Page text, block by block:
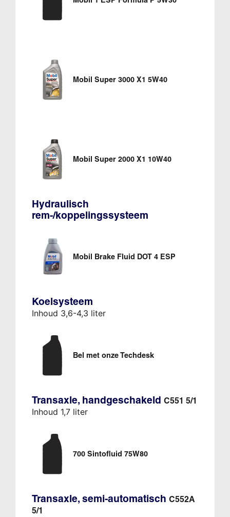
Mobil Super 3000 X1 5W40
Mobil Super 2000 X1 10W40
Hydraulisch
rem-/koppelingssysteem
Mobil Brake Fluid DOT 4 ESP
Koelsysteem
Inhoud 3,6-4,3 liter
Bel met onze Techdesk
Transaxle, handgeschakeld C551 5/1
Inhoud 1,7 liter
700 Sintofluid 75W80
Transaxle, semi-automatisch C552A
5/1